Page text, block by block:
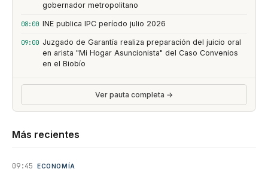
gobernador metropolitano
08:00 INE publica IPC período julio 2026
09:00 Juzgado de Garantía realiza preparación del juicio oral
en arista "Mi Hogar Asuncionista" del Caso Convenios
en el Biobío
Ver pauta completa →
Más recientes
09:45 ECONOMÍA